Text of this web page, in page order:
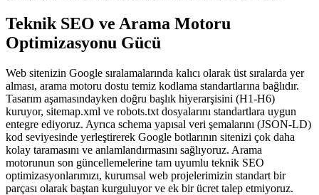
Teknik SEO ve Arama Motoru
Optimizasyonu Gücü
Web sitenizin Google sıralamalarında kalıcı olarak üst sıralarda yer
alması, arama motoru dostu temiz kodlama standartlarına bağlıdır.
Tasarım aşamasındayken doğru başlık hiyerarşisini (H1-H6)
kuruyor, sitemap.xml ve robots.txt dosyalarını standartlara uygun
entegre ediyoruz. Ayrıca schema yapısal veri şemalarını (JSON-LD)
kod seviyesinde yerleştirerek Google botlarının sitenizi çok daha
kolay taramasını ve anlamlandırmasını sağlıyoruz. Arama
motorunun son güncellemelerine tam uyumlu teknik SEO
optimizasyonlarımızı, kurumsal web projelerimizin standart bir
parçası olarak baştan kurguluyor ve ek bir ücret talep etmiyoruz.